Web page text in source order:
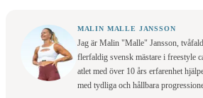
MALIN MALLE JANSSON
Jag är Malin "Malle" Jansson,
flerfaldig svensk mästare i freestyle
atlet med över 10 års erfarenhet
med tydliga och hållbara